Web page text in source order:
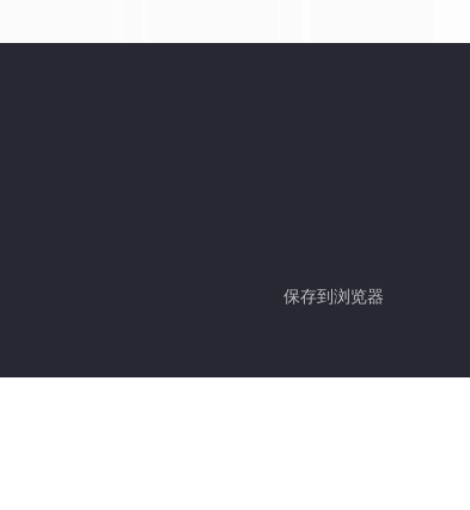
保存到浏览器